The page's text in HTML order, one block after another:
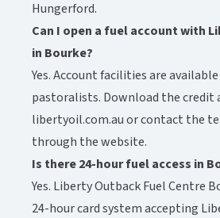
Hungerford.​​​​‌ ‍ ​‍​‍‌‍ ‌ ​‍‌‍‍‌‌‍‌ ‌‍‍‌‌‍ ‍​‍​‍​ ‍‍​‍​‍‌ ​ ‌‍​‌‌‍ ‍‌‍‍‌‌ ‌​‌ ‍‌​‍ ‍‌‍‍‌‌‍ ​‍​‍​‍ ​​‍​‍‌‍‍​‌ ​‍‌‍‌‌‌‍‌‍​‍​‍​ ‍‍​‍​‍‌‍‍​‌ ‌​‌ ‌​‌ ​​‌ ​ ​ ‍‍​‍ ​‍ ‌‍ ​‌‍‍‌‌‍​‍‌‍‌‌‌ ​‍‌ ‌​‌ ‍‌​‍ ‌‌ ​ ‌ ‌​‌ ‌‌‌‍‌​‌‍‍‌‌‍ ​‍ ‍‌ ‌‍‌‍‌‌‌ ​‍‌‍​ ‌‍‌‌‌‍ ​​‍ ‍‌‍​‌‌ ​​‌ ​​​‍ ‌‍‍‌‌‍ ‍‌ ‌​‌‍‌‌‌‍ ‍‌ ‌​​‍ ‌‍‌‌‌‍‌​‌‍‍‌‌ ‌​​‍ ‌‍ ‌‌‍ ‌‍‌​‌‍‌‌​ ‌‌ ​​‌ ​‍‌‍‌‌‌ ​ ‌‍‌‌‌‍ ‍‌ ‌​‌‍​‌‌ ‌​‌‍‍‌‌‍ ‌‍ ‍​ ‍ ‌‍‍‌‌‍‌​​ ‌‌‍​‌​ ‍​‌‍​‍‌‍‌‌‌‍​‌​ ​‍‌‍​ ​ ‍‌​‍ ‌‌‍‌​​ ‌‌​ ‌‌​ ‌​​‍ ‌​ ‌​​ ‌‍​ ‍​‌‍‌‍​‍ ‌‌‍​‌‌‍​‌​ ‌‍​ ‍​​‍ ‌​ ‌‍‌‍​ ‌‍‌‌​ ​ ​ ‌‌​ ‌‌‌‍​‍‌‍​‍​ ‌​​ ‌‍‌‍​‌‌‍​‌​ ‍ ‌ ‌​‌ ‍‌‌ ​​‌‍‌‌​ ‌‌‍​‌‌ ​‍‌ ‌​‌‍‍‌‌‍​ ‌‍ ​‌‍‌‌​ ‍ ‌ ​​‌‍​‌‌ ‌​‌‍‍​​ ‌‌‍​ ‌‍ ‌‍ ‍‌ ‌​‌‍‌‌‌‍ ‍‌ ‌​‌​ ‌‌‍​‌‌ ‌​‌ ​‍‌‍‍‌‌ ‍​​‍‌‌​ ‌‌‌​​‍‌‌ ‌‍‍ ‌‍‌‌‌ ‍‌​‍‌‌​ ​ ‌​‌​​‍‌‌​ ​ ‌​‌​​‍‌‌​ ​‍​ ​‍​ ‌‍​ ​​​ ‌‌‌‍‌‍​ ​​‌‍​‌‌‍​‌​ ‌‌‌‍​‌​ ​ ​ ‌​​ ​‌​‍‌‌​ ​‍​ ​‍​‍‌‌​ ‌‌‌​‌​​‍ ‍‌‍​ ‌‍ ‌‍ ‍‌ ‌​‌‍‌‌‌‍ ‍‌ ‌​​‍‌‌​ ‌‌‌​​‍‌‌ ‌‍‍ ‌‍‌‌‌ ‍‌​‍‌‌​ ​ ‌​‌​​‍‌‌​ ​ ‌​‌​​‍‌‌​ ​‍​ ​‍‌‍​‌‌‍​‌‌‍​‌‌‍‌‌​ ​‍‌‍‌‌‌‍​‌​ ‌ ​ ‌​​ ‍​​ ​‍‌‍‌‍​‍‌‌​ ​‍​ ​‍​‍‌‌​ ‌‌‌​‌​​‍ ‍‌‍​ ‌‍‍​‌‍‍‌‌‍ ​‌‍‌​‌ ​‍‌‍‌‌‌‍ ‍​‍‌‌​ ‌‌‌​​‍‌‌ ‌‍‍ ‌‍‌‌‌ ‍‌​‍‌‌​ ​ ‌​‌​​‍‌‌​ ​ ‌​‌​​‍‌‌​ ​‍​ ​‍​ ​​​ ‌‌‌‍​‌​ ‌‌‌‍‌‍​ ‌​​ ‌‌​ ‌ ​ ​‍‌‍‌‌‌‍​‌‌‍​‍​‍‌‌​ ​‍​ ​‍​‍‌‌​ ‌‌‌​‌​​‍ ‍‌ ‌​‌‍‌‌‌ ‍​‌ ‌​​ ‌‍​‍‌‍​‌‌ ​ ‌‍‌‌‌‌‌‌‌ ​‍‌‍ ​​ ‌‌‍‍​‌ ‌​‌ ‌​‌ ​​‌ ​ ​‍‌‌​ ​ ‌​​‌​‍‌‌​ ​‍‌​‌‍​‍‌‌​ ​‍‌​‌‍‌‍ ​‌‍‍‌‌‍​‍‌‍‌‌‌ ​‍‌ ‌​‌ ‍‌​‍ ‌‌ ​ ‌ ‌​‌ ‌‌‌‍‌​‌‍‍‌‌‍ ​‍ ‍‌ ‌‍‌‍‌‌‌ ​‍‌‍​ ‌‍‌‌‌‍ ​​‍ ‍‌‍​‌‌ ​​‌ ​​​‍‌‍‌‍‍‌‌‍‌​​ ‌‌‍​‌​ ‍​‌‍​‍‌‍‌‌‌‍​‌​ ​‍‌‍​ ​ ‍‌​‍ ‌‌‍‌​​ ‌‌​ ‌‌​ ‌​​‍ ‌​ ‌​​ ‌‍​ ‍​‌‍‌‍​‍ ‌‌‍​‌‌‍​‌​ ‌‍​ ‍​​‍ ‌​ ‌‍‌‍​ ‌‍‌‌​ ​ ​ ‌‌​ ‌‌‌‍​‍‌‍​‍​ ‌​​ ‌‍‌‍​‌‌‍​‌​‍‌‍‌ ‌​‌ ‍‌‌ ​​‌‍‌‌​ ‌‌‍​‌‌ ​‍‌ ‌​‌‍‍‌‌‍​ ‌‍ ​‌‍‌‌​‍‌‍‌ ​​‌‍​‌‌ ‌​‌‍‍​​ ‌‌‍​ ‌‍ ‌‍ ‍‌ ‌​‌‍‌‌‌‍ ‍‌ ‌​‌​ ‌‌‍​‌‌ ‌​‌ ​‍‌‍‍‌‌ ‍​​‍‌‌​ ‌‌‌​​‍‌‌ ‌‍‍ ‌‍‌‌‌ ‍‌​‍‌‌​ ​ ‌​‌​​‍‌‌​ ​ ‌​‌​​‍‌‌​ ​‍​ ​‍​ ‌‍​ ​​​ ‌‌‌‍‌‍​ ​​‌‍​‌‌‍​‌​ ‌‌‌‍​‌​ ​ ​ ‌​​ ​‌​‍‌‌​ ​‍​ ​‍​‍‌‌​ ‌‌‌​‌​​‍ ‍‌‍​ ‌‍ ‌‍ ‍‌ ‌​‌‍‌‌‌‍ ‍‌ ‌​​‍‌‌​ ‌‌‌​​‍‌‌ ‌‍‍ ‌‍‌‌‌ ‍‌​‍‌‌​ ​ ‌​‌​​‍‌‌​ ​ ‌​‌​​‍‌‌​ ​‍​ ​‍‌‍​‌‌‍​‌‌‍​‌‌‍‌‌​ ​‍‌‍‌‌‌‍​‌​ ‌ ​ ‌​​ ‍​​ ​‍‌‍‌‍​‍‌‌​ ​‍​ ​‍​‍‌‌​ ‌‌‌​‌​​‍ ‍‌‍​ ‌‍‍​‌‍‍‌‌‍ ​‌‍‌​‌ ​‍‌‍‌‌‌‍ ‍​‍‌‌​ ‌‌‌​​‍‌‌ ‌‍‍ ‌‍‌‌‌ ‍‌​‍‌‌​ ​ ‌​‌​​‍‌‌​ ​ ‌​‌​​‍‌‌​ ​‍​ ​‍​ ​​​ ‌‌‌‍​‌​ ‌‌‌‍‌‍​ ‌​​ ‌‌​ ‌ ​ ​‍‌‍‌‌‌‍​‌‌‍​‍​‍‌‌​ ​‍​ ​‍​‍‌‌​ ‌‌‌​‌​​‍ ‍‌ ‌​‌‍‌‌‌ ‍​‌ ‌​​‍‌‍‌ ​​‌‍‌‌‌ ​‍‌ ​ ‌ ​​‌‍‌‌‌‍​ ‌ ‌​‌‍‍‌‌ ‌‍‌‍‌‌​ ‌‌ ​​‌ ‌‌‌‍​‍‌‍ ​‌‍‍‌‌ ​ ‌‍‍​‌‍‌‌‌‍‌​​‍​‍‌ ‌
Can I open a fuel account with
in Bourke?​​​​‌ ‍ ​‍​‍‌‍ ‌ ​‍‌‍‍‌‌‍‌ ‌‍‍‌‌‍ ‍​‍​‍​ ‍‍​‍​‍‌ ​ ‌‍​‌‌‍ ‍‌‍‍‌‌ ‌​‌ ‍‌​‍ ‍‌‍‍‌‌‍ ​‍​‍​‍ ​​‍​‍‌‍‍​‌ ​‍‌‍‌‌‌‍‌‍​‍​‍​ ‍‍​‍​‍‌‍‍​‌ ‌​‌ ‌​‌ ​​‌ ​ ​ ‍‍​‍ ​‍ ‌‍ ​‌‍‍‌‌‍​‍‌‍‌‌‌ ​‍‌ ‌​‌ ‍‌​‍ ‌‌ ​ ‌ ‌​‌ ‌‌‌‍‌​‌‍‍‌‌‍ ​‍ ‍‌ ‌‍‌‍‌‌‌ ​‍‌‍​ ‌‍‌‌‌‍ ​​‍ ‍‌‍​‌‌ ​​‌ ​​​‍ ‌‍‍‌‌‍ ‍‌ ‌​‌‍‌‌‌‍ ‍‌ ‌​​‍ ‌‍‌‌‌‍‌​‌‍‍‌‌ ‌​​‍ ‌‍ ‌‌‍ ‌‍‌​‌‍‌‌​ ‌‌ ​​‌ ​‍‌‍‌‌‌ ​ ‌‍‌‌‌‍ ‍‌ ‌​‌‍​‌‌ ‌​‌‍‍‌‌‍ ‌‍ ‍​ ‍ ‌‍‍‌‌‍‌​​ ‌‌‍​‌​ ‍​‌‍​‍‌‍‌‌‌‍​‌​ ​‍‌‍​ ​ ‍‌​‍ ‌‌‍‌​​ ‌‌​ ‌‌​ ‌​​‍ ‌​ ‌​​ ‌‍​ ‍​‌‍‌‍​‍ ‌‌‍​‌‌‍​‌​ ‌‍​ ‍​​‍ ‌​ ‌‍‌‍​ ‌‍‌‌​ ​ ​ ‌‌​ ‌‌‌‍​‍‌‍​‍​ ‌​​ ‌‍‌‍​‌‌‍​‌​ ‍ ‌ ‌​‌ ‍‌‌ ​​‌‍‌‌​ ‌‌‍​‌‌ ​‍‌ ‌​‌‍‍‌‌‍​ ‌‍ ​‌‍‌‌​ ‍ ‌ ​​‌‍​‌‌ ‌​‌‍‍​​ ‌‌‍​ ‌‍ ‌‍ ‍‌ ‌​‌‍‌‌‌‍ ‍‌ ‌​‌​ ‌‌‍​‌‌ ‌​‌ ​‍‌‍‍‌‌ ‍​​‍‌‌​ ‌‌‌​​‍‌‌ ‌‍‍ ‌‍‌‌‌ ‍‌​‍‌‌​ ​ ‌​‌​​‍‌‌​ ​ ‌​‌​​‍‌‌​ ​‍​ ​‍​ ‌‍​ ​​​ ‌‌‌‍‌‍​ ​​‌‍​‌‌‍​‌​ ‌‌‌‍​‌​ ​ ​ ‌​​ ​‌​‍‌‌​ ​‍​ ​‍​‍‌‌​ ‌‌‌​‌​​‍ ‍‌‍​ ‌‍ ‌‍ ‍‌ ‌​‌‍‌‌‌‍ ‍‌ ‌​​‍‌‌​ ‌‌‌​​‍‌‌ ‌‍‍ ‌‍‌‌‌ ‍‌​‍‌‌​ ​ ‌​‌​​‍‌‌​ ​ ‌​‌​​‍‌‌​ ​‍​ ​‍​ ​​‌‍‌​​ ​‌​ ‍​‌‍​‌​ ​ ‌‍‌‌​ ​​‌‍‌‍‌‍​ ‌‍‌‍​ ​‍​‍‌‌​ ​‍​ ​‍​‍‌‌​ ‌‌‌​‌​​‍ ‍‌‍​ ‌‍‍​‌‍‍‌‌‍ ​‌‍‌​‌ ​‍‌‍‌‌‌‍ ‍​‍‌‌​ ‌‌‌​​‍‌‌ ‌‍‍ ‌‍‌‌‌ ‍‌​‍‌‌​ ​ ‌​‌​​‍‌‌​ ​ ‌​‌​​‍‌‌​ ​‍​ ​‍​ ‍​​ ​​​ ‌‍​ ‍​​ ​‍​ ​‌‌‍​ ​ ​ ​ ​​​ ‍‌​ ‍‌‌‍‌​​‍‌‌​ ​‍​ ​‍​‍‌‌​ ‌‌‌​‌​​‍ ‍‌ ‌​‌‍‌‌‌ ‍​‌ ‌​​ ‌‍​‍‌‍​‌‌ ​ ‌‍‌‌‌‌‌‌‌ ​‍‌‍ ​​ ‌‌‍‍​‌ ‌​‌ ‌​‌ ​​‌ ​ ​‍‌‌​ ​ ‌​​‌​‍‌‌​ ​‍‌​‌‍​‍‌‌​ ​‍‌​‌‍‌‍ ​‌‍‍‌‌‍​‍‌‍‌‌‌ ​‍‌ ‌​‌ ‍‌​‍ ‌‌ ​ ‌ ‌​‌ ‌‌‌‍‌​‌‍‍‌‌‍ ​‍ ‍‌ ‌‍‌‍‌‌‌ ​‍‌‍​ ‌‍‌‌‌‍ ​​‍ ‍‌‍​‌‌ ​​‌ ​​​‍‌‍‌‍‍‌‌‍‌​​ ‌‌‍​‌​ ‍​‌‍​‍‌‍‌‌‌‍​‌​ ​‍‌‍​ ​ ‍‌​‍ ‌‌‍‌​​ ‌‌​ ‌‌​ ‌​​‍ ‌​ ‌​​ ‌‍​ ‍​‌‍‌‍​‍ ‌‌‍​‌‌‍​‌​ ‌‍​ ‍​​‍ ‌​ ‌‍‌‍​ ‌‍‌‌​ ​ ​ ‌‌​ ‌‌‌‍​‍‌‍​‍​ ‌​​ ‌‍‌‍​‌‌‍​‌​‍‌‍‌ ‌​‌ ‍‌‌ ​​‌‍‌‌​ ‌‌‍​‌‌ ​‍‌ ‌​‌‍‍‌‌‍​ ‌‍ ​‌‍‌‌​‍‌‍‌ ​​‌‍​‌‌ ‌​‌‍‍​​ ‌‌‍​ ‌‍ ‌‍ ‍‌ ‌​‌‍‌‌‌‍ ‍‌ ‌​‌​ ‌‌‍​‌‌ ‌​‌ ​‍‌‍‍‌‌ ‍​​‍‌‌​ ‌‌‌​​‍‌‌ ‌‍‍ ‌‍‌‌‌ ‍‌​‍‌‌​ ​ ‌​‌​​‍‌‌​ ​ ‌​‌​​‍‌‌​ ​‍​ ​‍​ ‌‍​ ​​​ ‌‌‌‍‌‍​ ​​‌‍​‌‌‍​‌​ ‌‌‌‍​‌​ ​ ​ ‌​​ ​‌​‍‌‌​ ​‍​ ​‍​‍‌‌​ ‌‌‌​‌​​‍ ‍‌‍​ ‌‍ ‌‍ ‍‌ ‌​‌‍‌‌‌‍ ‍‌ ‌​​‍‌‌​ ‌‌‌​​‍‌‌ ‌‍‍ ‌‍‌‌‌ ‍‌​‍‌‌​ ​ ‌​‌​​‍‌‌​ ​ ‌​‌​​‍‌‌​ ​‍​ ​‍​ ​​‌‍‌​​ ​‌​ ‍​‌‍​‌​ ​ ‌‍‌‌​ ​​‌‍‌‍‌‍​ ‌‍‌‍​ ​‍​‍‌‌​ ​‍​ ​‍​‍‌‌​ ‌‌‌​‌​​‍ ‍‌‍​ ‌‍‍​‌‍‍‌‌‍ ​‌‍‌​‌ ​‍‌‍‌‌‌‍ ‍​‍‌‌​ ‌‌‌​​‍‌‌ ‌‍‍ ‌‍‌‌‌ ‍‌​‍‌‌​ ​ ‌​‌​​‍‌‌​ ​ ‌​‌​​‍‌‌​ ​‍​ ​‍​ ‍​​ ​​​ ‌‍​ ‍​​ ​‍​ ​‌‌‍​ ​ ​ ​ ​​​ ‍‌​ ‍‌‌‍‌​​‍‌‌​ ​‍​ ​‍​‍‌‌​ ‌‌‌​‌​​‍ ‍‌ ‌​‌‍‌‌‌ ‍​‌ ‌​​‍‌‍‌ ​​‌‍‌‌‌ ​‍‌ ​ ‌ ​​‌‍‌‌‌‍​ ‌ ‌​‌‍‍‌‌ ‌‍‌‍‌‌​ ‌‌ ​​‌ ‌‌‌‍​‍‌‍ ​‌‍‍‌‌ ​ ‌‍‍​‌‍‌‌‌‍‌​​‍​‍‌ ‌
Yes. Account facilities are
pastoralists. Download the
libertyoil.com.au or contact the
through the website.​​​​‌ ‍ ​‍​‍‌‍ ‌ ​‍‌‍‍‌‌‍‌ ‌‍‍‌‌‍ ‍​‍​‍​ ‍‍​‍​‍‌ ​ ‌‍​‌‌‍ ‍‌‍‍‌‌ ‌​‌ ‍‌​‍ ‍‌‍‍‌‌‍ ​‍​‍​‍ ​​‍​‍‌‍‍​‌ ​‍‌‍‌‌‌‍‌‍​‍​‍​ ‍‍​‍​‍‌‍‍​‌ ‌​‌ ‌​‌ ​​‌ ​ ​ ‍‍​‍ ​‍ ‌‍ ​‌‍‍‌‌‍​‍‌‍‌‌‌ ​‍‌ ‌​‌ ‍‌​‍ ‌‌ ​ ‌ ‌​‌ ‌‌‌‍‌​‌‍‍‌‌‍ ​‍ ‍‌ ‌‍‌‍‌‌‌ ​‍‌‍​ ‌‍‌‌‌‍ ​​‍ ‍‌‍​‌‌ ​​‌ ​​​‍ ‌‍‍‌‌‍ ‍‌ ‌​‌‍‌‌‌‍ ‍‌ ‌​​‍ ‌‍‌‌‌‍‌​‌‍‍‌‌ ‌​​‍ ‌‍ ‌‌‍ ‌‍‌​‌‍‌‌​ ‌‌ ​​‌ ​‍‌‍‌‌‌ ​ ‌‍‌‌‌‍ ‍‌ ‌​‌‍​‌‌ ‌​‌‍‍‌‌‍ ‌‍ ‍​ ‍ ‌‍‍‌‌‍‌​​ ‌‌‍​‌​ ‍​‌‍​‍‌‍‌‌‌‍​‌​ ​‍‌‍​ ​ ‍‌​‍ ‌‌‍‌​​ ‌‌​ ‌‌​ ‌​​‍ ‌​ ‌​​ ‌‍​ ‍​‌‍‌‍​‍ ‌‌‍​‌‌‍​‌​ ‌‍​ ‍​​‍ ‌​ ‌‍‌‍​ ‌‍‌‌​ ​ ​ ‌‌​ ‌‌‌‍​‍‌‍​‍​ ‌​​ ‌‍‌‍​‌‌‍​‌​ ‍ ‌ ‌​‌ ‍‌‌ ​​‌‍‌‌​ ‌‌‍​‌‌ ​‍‌ ‌​‌‍‍‌‌‍​ ‌‍ ​‌‍‌‌​ ‍ ‌ ​​‌‍​‌‌ ‌​‌‍‍​​ ‌‌‍​ ‌‍ ‌‍ ‍‌ ‌​‌‍‌‌‌‍ ‍‌ ‌​‌​ ‌‌‍​‌‌ ‌​‌ ​‍‌‍‍‌‌ ‍​​‍‌‌​ ‌‌‌​​‍‌‌ ‌‍‍ ‌‍‌‌‌ ‍‌​‍‌‌​ ​ ‌​‌​​‍‌‌​ ​ ‌​‌​​‍‌‌​ ​‍​ ​‍​ ‌‍​ ​​​ ‌‌‌‍‌‍​ ​​‌‍​‌‌‍​‌​ ‌‌‌‍​‌​ ​ ​ ‌​​ ​‌​‍‌‌​ ​‍​ ​‍​‍‌‌​ ‌‌‌​‌​​‍ ‍‌‍​ ‌‍ ‌‍ ‍‌ ‌​‌‍‌‌‌‍ ‍‌ ‌​​‍‌‌​ ‌‌‌​​‍‌‌ ‌‍‍ ‌‍‌‌‌ ‍‌​‍‌‌​ ​ ‌​‌​​‍‌‌​ ​ ‌​‌​​‍‌‌​ ​‍​ ​‍​ ‌​​ ​‍​ ​‌​ ‌‌​ ‌‍​ ‍‌‌‍​‌​ ‌‍‌‍​‍​ ‌‍​ ​​‌‍​ ​‍‌‌​ ​‍​ ​‍​‍‌‌​ ‌‌‌​‌​​‍ ‍‌‍​ ‌‍‍​‌‍‍‌‌‍ ​‌‍‌​‌ ​‍‌‍‌‌‌‍ ‍​‍‌‌​ ‌‌‌​​‍‌‌ ‌‍‍ ‌‍‌‌‌ ‍‌​‍‌‌​ ​ ‌​‌​​‍‌‌​ ​ ‌​‌​​‍‌‌​ ​‍​ ​‍​ ​​‌‍​‌​ ​‍​ ‌‍​ ‌‍​ ​ ‌‍​‍​ ​‍‌‍​‌‌‍‌‌​ ‌​​ ‌​​‍‌‌​ ​‍​ ​‍​‍‌‌​ ‌‌‌​‌​​‍ ‍‌ ‌​‌‍‌‌‌ ‍​‌ ‌​​ ‌‍​‍‌‍​‌‌ ​ ‌‍‌‌‌‌‌‌‌ ​‍‌‍ ​​ ‌‌‍‍​‌ ‌​‌ ‌​‌ ​​‌ ​ ​‍‌‌​ ​ ‌​​‌​‍‌‌​ ​‍‌​‌‍​‍‌‌​ ​‍‌​‌‍‌‍ ​‌‍‍‌‌‍​‍‌‍‌‌‌ ​‍‌ ‌​‌ ‍‌​‍ ‌‌ ​ ‌ ‌​‌ ‌‌‌‍‌​‌‍‍‌‌‍ ​‍ ‍‌ ‌‍‌‍‌‌‌ ​‍‌‍​ ‌‍‌‌‌‍ ​​‍ ‍‌‍​‌‌ ​​‌ ​​​‍‌‍‌‍‍‌‌‍‌​​ ‌‌‍​‌​ ‍​‌‍​‍‌‍‌‌‌‍​‌​ ​‍‌‍​ ​ ‍‌​‍ ‌‌‍‌​​ ‌‌​ ‌‌​ ‌​​‍ ‌​ ‌​​ ‌‍​ ‍​‌‍‌‍​‍ ‌‌‍​‌‌‍​‌​ ‌‍​ ‍​​‍ ‌​ ‌‍‌‍​ ‌‍‌‌​ ​ ​ ‌‌​ ‌‌‌‍​‍‌‍​‍​ ‌​​ ‌‍‌‍​‌‌‍​‌​‍‌‍‌ ‌​‌ ‍‌‌ ​​‌‍‌‌​ ‌‌‍​‌‌ ​‍‌ ‌​‌‍‍‌‌‍​ ‌‍ ​‌‍‌‌​‍‌‍‌ ​​‌‍​‌‌ ‌​‌‍‍​​ ‌‌‍​ ‌‍ ‌‍ ‍‌ ‌​‌‍‌‌‌‍ ‍‌ ‌​‌​ ‌‌‍​‌‌ ‌​‌ ​‍‌‍‍‌‌ ‍​​‍‌‌​ ‌‌‌​​‍‌‌ ‌‍‍ ‌‍‌‌‌ ‍‌​‍‌‌​ ​ ‌​‌​​‍‌‌​ ​ ‌​‌​​‍‌‌​ ​‍​ ​‍​ ‌‍​ ​​​ ‌‌‌‍‌‍​ ​​‌‍​‌‌‍​‌​ ‌‌‌‍​‌​ ​ ​ ‌​​ ​‌​‍‌‌​ ​‍​ ​‍​‍‌‌​ ‌‌‌​‌​​‍ ‍‌‍​ ‌‍ ‌‍ ‍‌ ‌​‌‍‌‌‌‍ ‍‌ ‌​​‍‌‌​ ‌‌‌​​‍‌‌ ‌‍‍ ‌‍‌‌‌ ‍‌​‍‌‌​ ​ ‌​‌​​‍‌‌​ ​ ‌​‌​​‍‌‌​ ​‍​ ​‍​ ‌​​ ​‍​ ​‌​ ‌‌​ ‌‍​ ‍‌‌‍​‌​ ‌‍‌‍​‍​ ‌‍​ ​​‌‍​ ​‍‌‌​ ​‍​ ​‍​‍‌‌​ ‌‌‌​‌​​‍ ‍‌‍​ ‌‍‍​‌‍‍‌‌‍ ​‌‍‌​‌ ​‍‌‍‌‌‌‍ ‍​‍‌‌​ ‌‌‌​​‍‌‌ ‌‍‍ ‌‍‌‌‌ ‍‌​‍‌‌​ ​ ‌​‌​​‍‌‌​ ​ ‌​‌​​‍‌‌​ ​‍​ ​‍​ ​​‌‍​‌​ ​‍​ ‌‍​ ‌‍​ ​ ‌‍​‍​ ​‍‌‍​‌‌‍‌‌​ ‌​​ ‌​​‍‌‌​ ​‍​ ​‍​‍‌‌​ ‌‌‌​‌​​‍ ‍‌ ‌​‌‍‌‌‌ ‍​‌ ‌​​‍‌‍‌ ​​‌‍‌‌‌ ​‍‌ ​ ‌ ​​‌‍‌‌‌‍​ ‌ ‌​‌‍‍‌‌ ‌‍‌‍‌‌​ ‌‌ ​​‌ ‌‌‌‍​‍‌‍ ​‌‍‍‌‌ ​ ‌‍‍​‌‍‌‌‌‍‌​​‍​‍‌ ‌
Is there 24-hour fuel access in Bourke?​​​​‌
Yes. Liberty Outback Fuel Centre
24-hour card system accepting